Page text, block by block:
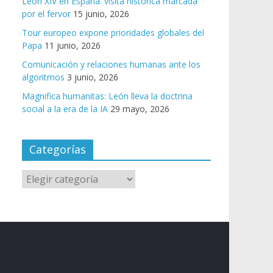
por el fervor 15 junio, 2026
Tour europeo expone prioridades globales del
Papa 11 junio, 2026
Comunicación y relaciones humanas ante los
algoritmos 3 junio, 2026
Magnifica humanitas: León lleva la doctrina
social a la era de la IA 29 mayo, 2026
Categorías